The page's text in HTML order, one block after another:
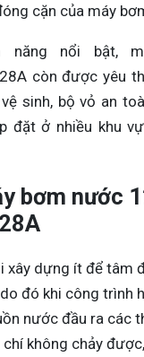
cặn của máy
năng nổi bật,
còn được yêu
sinh, bộ vỏ an
đặt ở nhiều khu
bơm nước
xây dựng ít để tâm
đó khi công trình
nước đầu ra các
chí không chảy